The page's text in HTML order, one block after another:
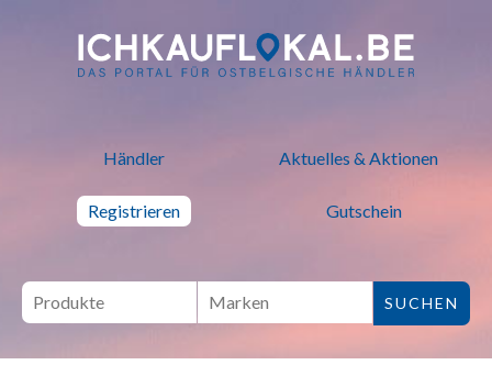
ich kauf lokal - Bei lokalen
Händler Aktuelles & Aktionen
Registrieren Gutschein